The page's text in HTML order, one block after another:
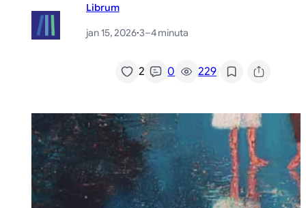
Librum
jan 15, 2026·3–4 minuta
2 0 229/